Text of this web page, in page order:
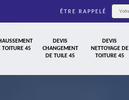
ÊTRE RAPPELÉ
TOITURE 45
DEVIS
CHANGEMENT
DE TUILE 45
DEVIS
NETTOYAGE DE
TOITURE 45